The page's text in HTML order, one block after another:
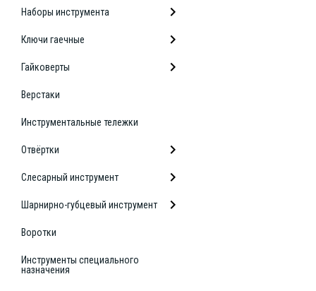
Наборы инструмента
Ключи гаечные
Гайковерты
Верстаки
Инструментальные тележки
Отвёртки
Слесарный инструмент
Шарнирно-губцевый инструмент
Воротки
Инструменты специального
назначения